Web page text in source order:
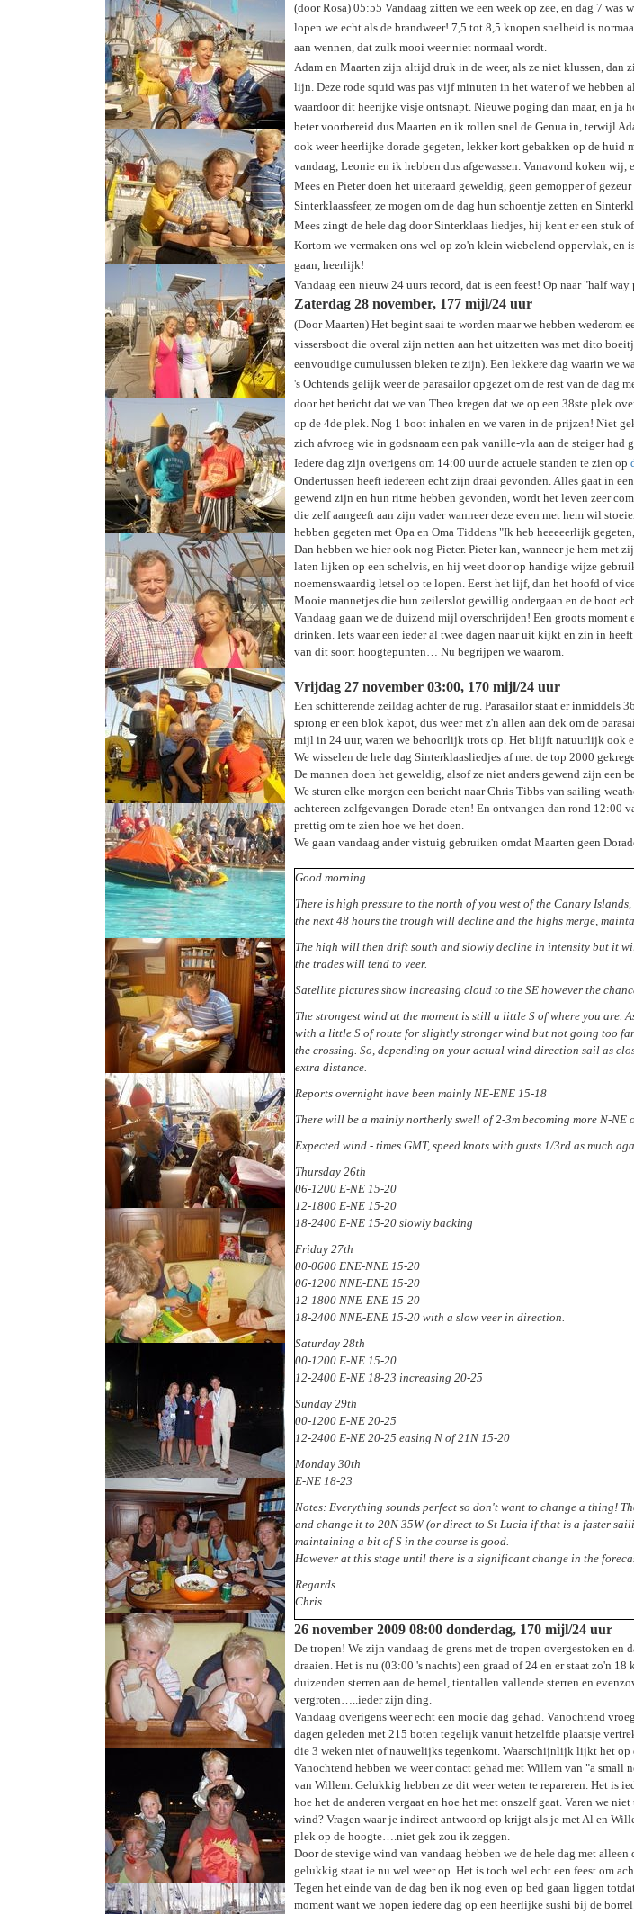
(door Rosa) 05:55 Vandaag zitten we een week op zee, en dag 7
lopen we echt als de brandweer! 7,5 tot 8,5 knopen snelheid is
aan wennen, dat zulk mooi weer niet normaal wordt.
Adam en Maarten zijn altijd druk in de weer, als ze niet klussen, dan
lijn. Deze rode squid was pas vijf minuten in het water of we hebben
waardoor dit heerijke visje ontsnapt. Nieuwe poging dan maar, en ja
beter voorbereid dus Maarten en ik rollen snel de Genua in, terwijl
ook weer heerlijke dorade gegeten, lekker kort gebakken op de
vandaag, Leonie en ik hebben dus afgewassen. Vanavond koken wij,
Mees en Pieter doen het uiteraard geweldig, geen gemopper of
Sinterklaassfeer, ze mogen om de dag hun schoentje zetten en
Mees zingt de hele dag door Sinterklaas liedjes, hij kent er een stuk
Kortom we vermaken ons wel op zo'n klein wiebelend oppervlak,
gaan, heerlijk!
Vandaag een nieuw 24 uurs record, dat is een feest! Op naar "half
Zaterdag 28 november, 177 mijl/24 uur
(Door Maarten) Het begint saai te worden maar we hebben wederom
vissersboot die overal zijn netten aan het uitzetten was met dito
eenvoudige cumulussen bleken te zijn). Een lekkere dag waarin we
's Ochtends gelijk weer de parasailor opgezet om de rest van de dag
door het bericht dat we van Theo kregen dat we op een 38ste plek
op de 4de plek. Nog 1 boot inhalen en we varen in de prijzen! Niet
zich afvroeg wie in godsnaam een pak vanille-vla aan de steiger had
Iedere dag zijn overigens om 14:00 uur de actuele standen te zien op
Ondertussen heeft iedereen echt zijn draai gevonden. Alles gaat in
gewend zijn en hun ritme hebben gevonden, wordt het leven zeer
die zelf aangeeft aan zijn vader wanneer deze even met hem wil
hebben gegeten met Opa en Oma Tiddens "Ik heb heeeeerlijk
Dan hebben we hier ook nog Pieter. Pieter kan, wanneer je hem
laten lijken op een schelvis, en hij weet door op handige wijze
noemenswaardig letsel op te lopen. Eerst het lijf, dan het hoofd of
Mooie mannetjes die hun zeilerslot gewillig ondergaan en de boot
Vandaag gaan we de duizend mijl overschrijden! Een groots
drinken. Iets waar een ieder al twee dagen naar uit kijkt en zin in
van dit soort hoogtepunten… Nu begrijpen we waarom.
Vrijdag 27 november 03:00, 170 mijl/24 uur
Een schitterende zeildag achter de rug. Parasailor staat er inmiddels
sprong er een blok kapot, dus weer met z'n allen aan dek om de
mijl in 24 uur, waren we behoorlijk trots op. Het blijft natuurlijk ook
We wisselen de hele dag Sinterklaasliedjes af met de top 2000
De mannen doen het geweldig, alsof ze niet anders gewend zijn een
We sturen elke morgen een bericht naar Chris Tibbs van sailing-
achtereen zelfgevangen Dorade eten! En ontvangen dan rond 12:00
prettig om te zien hoe we het doen.
We gaan vandaag ander vistuig gebruiken omdat Maarten geen
Good morning
There is high pressure to the north of you west of the Canary
the next 48 hours the trough will decline and the highs merge,
The high will then drift south and slowly decline in intensity but it
the trades will tend to veer.
Satellite pictures show increasing cloud to the SE however the
The strongest wind at the moment is still a little S of where you
with a little S of route for slightly stronger wind but not going too
the crossing. So, depending on your actual wind direction sail as
extra distance.
Reports overnight have been mainly NE-ENE 15-18
There will be a mainly northerly swell of 2-3m becoming more N-NE
Expected wind - times GMT, speed knots with gusts 1/3rd as much
Thursday 26th
06-1200 E-NE 15-20
12-1800 E-NE 15-20
18-2400 E-NE 15-20 slowly backing
Friday 27th
00-0600 ENE-NNE 15-20
06-1200 NNE-ENE 15-20
12-1800 NNE-ENE 15-20
18-2400 NNE-ENE 15-20 with a slow veer in direction.
Saturday 28th
00-1200 E-NE 15-20
12-2400 E-NE 18-23 increasing 20-25
Sunday 29th
00-1200 E-NE 20-25
12-2400 E-NE 20-25 easing N of 21N 15-20
Monday 30th
E-NE 18-23
Notes: Everything sounds perfect so don't want to change a thing!
and change it to 20N 35W (or direct to St Lucia if that is a faster
maintaining a bit of S in the course is good.
However at this stage until there is a significant change in the
Regards
Chris
26 november 2009 08:00 donderdag, 170 mijl/24 uur
De tropen! We zijn vandaag de grens met de tropen overgestoken
draaien. Het is nu (03:00 's nachts) een graad of 24 en er staat zo'n
duizenden sterren aan de hemel, tientallen vallende sterren en
vergroten…..ieder zijn ding.
Vandaag overigens weer echt een mooie dag gehad. Vanochtend
dagen geleden met 215 boten tegelijk vanuit hetzelfde plaatsje
die 3 weken niet of nauwelijks tegenkomt. Waarschijnlijk lijkt het op
Vanochtend hebben we weer contact gehad met Willem van "a
van Willem. Gelukkig hebben ze dit weer weten te repareren. Het is
hoe het de anderen vergaat en hoe het met onszelf gaat. Varen we
wind? Vragen waar je indirect antwoord op krijgt als je met Al en
plek op de hoogte….niet gek zou ik zeggen.
Door de stevige wind van vandaag hebben we de hele dag met
gelukkig staat ie nu wel weer op. Het is toch wel echt een feest om
Tegen het einde van de dag ben ik nog even op bed gaan liggen
moment want we hopen iedere dag op een heerlijke sushi bij de